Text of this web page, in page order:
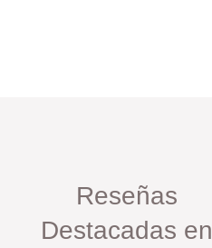
Reseñas
Destacadas en